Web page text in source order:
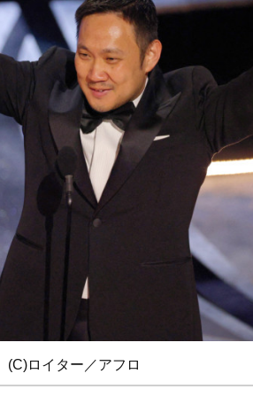
ロイター／アフロ